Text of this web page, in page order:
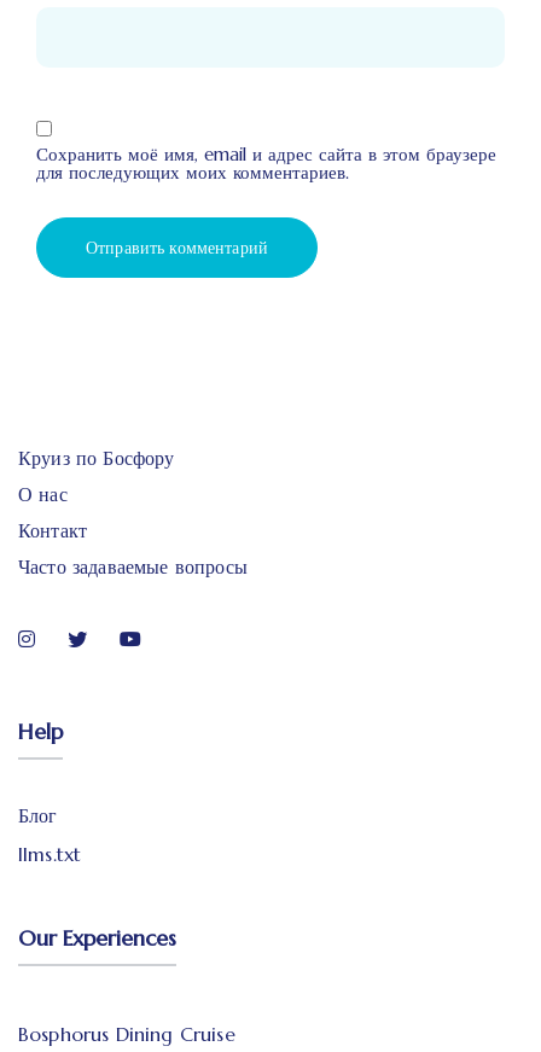
Сохранить моё имя, email и адрес сайта в этом браузере
для последующих моих комментариев.
Круиз по Босфору
О нас
Контакт
Часто задаваемые вопросы
Help
Блог
llms.txt
Our Experiences
Bosphorus Dining Cruise